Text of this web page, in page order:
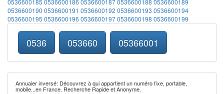
0536600185 0536600186 05366001870536600188 0536600189
0536600190 0536600191 0536600192 0536600193 0536600194
0536600195 0536600196 05366001970536600198 0536600199
0536 053660 05366001
Annuaier inversé: Découvrez à qui appartient un numéro fixe, portable,
mobile...en France. Recherche Rapide et Anonyme.